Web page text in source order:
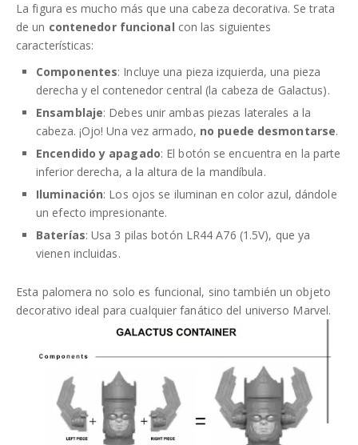
La figura es mucho más que una cabeza decorativa. Se trata
de un contenedor funcional con las siguientes
características:
Componentes: Incluye una pieza izquierda, una pieza
derecha y el contenedor central (la cabeza de Galactus).
Ensamblaje: Debes unir ambas piezas laterales a la
cabeza. ¡Ojo! Una vez armado, no puede desmontarse.
Encendido y apagado: El botón se encuentra en la parte
inferior derecha, a la altura de la mandíbula.
Iluminación: Los ojos se iluminan en color azul, dándole
un efecto impresionante.
Baterías: Usa 3 pilas botón LR44 A76 (1.5V), que ya
vienen incluidas.
Esta palomera no solo es funcional, sino también un objeto
decorativo ideal para cualquier fanático del universo Marvel.